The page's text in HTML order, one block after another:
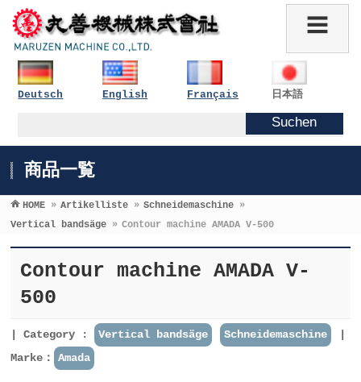
Deutsch English Français 日本語
商品一覧
HOME » Artikelliste » Schneidemaschine »
Vertical bandsäge » Contour machine AMADA V-500
Contour machine AMADA V-
500
Category : Vertical bandsäge
Schneidemaschine
Marke：
Amada